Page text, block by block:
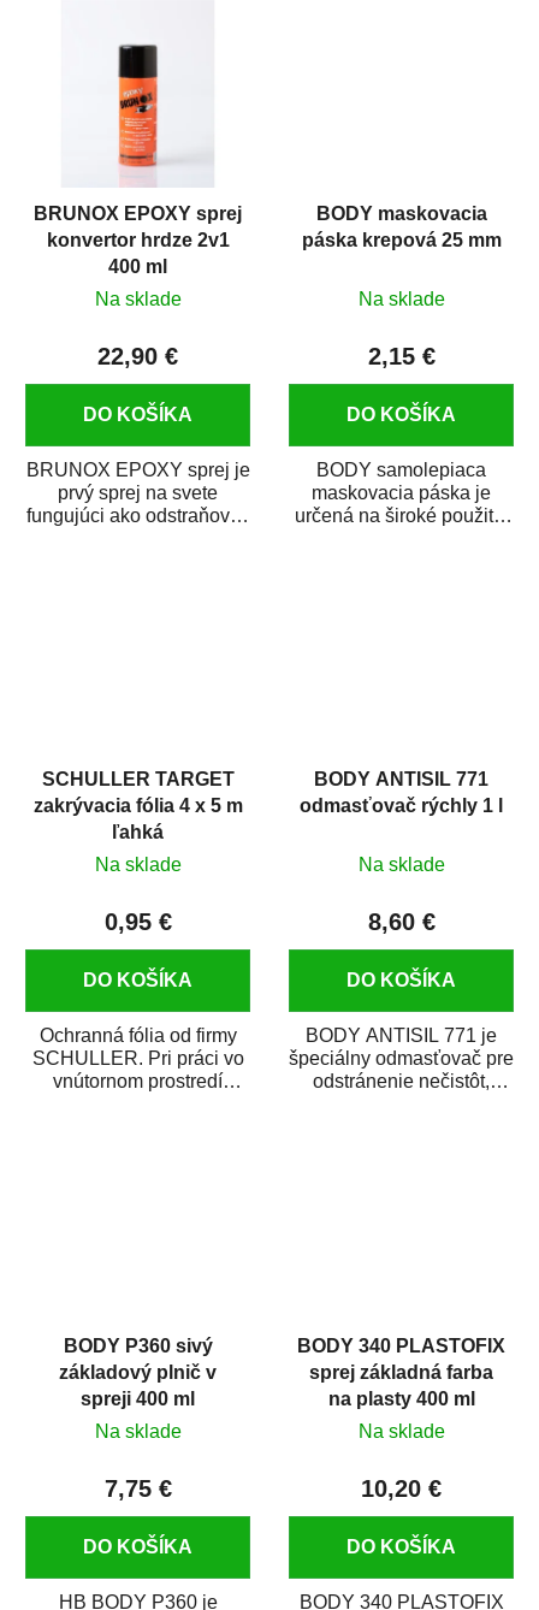
BRUNOX EPOXY sprej
konvertor hrdze 2v1
400 ml
Na sklade
22,90 €
DO KOŠÍKA
BRUNOX EPOXY sprej je
prvý sprej na svete
fungujúci ako odstraňovač
BODY maskovacia
páska krepová 25 mm
Na sklade
2,15 €
DO KOŠÍKA
BODY samolepiaca
maskovacia páska je
určená na široké použitie
SCHULLER TARGET
zakrývacia fólia 4 x 5 m
ľahká
Na sklade
0,95 €
DO KOŠÍKA
Ochranná fólia od firmy
SCHULLER. Pri práci vo
vnútornom prostredí
BODY ANTISIL 771
odmasťovač rýchly 1 l
Na sklade
8,60 €
DO KOŠÍKA
BODY ANTISIL 771 je
špeciálny odmasťovač pre
odstránenie nečistôt,
BODY P360 sivý
základový plnič v
spreji 400 ml
Na sklade
7,75 €
DO KOŠÍKA
HB BODY P360 je
BODY 340 PLASTOFIX
sprej základná farba
na plasty 400 ml
Na sklade
10,20 €
DO KOŠÍKA
BODY 340 PLASTOFIX